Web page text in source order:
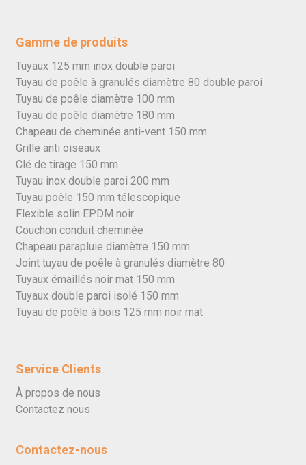
Gamme de produits
Tuyaux 125 mm inox double paroi
Tuyau de poêle à granulés diamètre 80 double paroi
Tuyau de poêle diamètre 100 mm
Tuyau de poêle diamètre 180 mm
Chapeau de cheminée anti-vent 150 mm
Grille anti oiseaux
Clé de tirage 150 mm
Tuyau inox double paroi 200 mm
Tuyau poêle 150 mm télescopique
Flexible solin EPDM noir
Couchon conduit cheminée
Chapeau parapluie diamètre 150 mm
Joint tuyau de poêle à granulés diamètre 80
Tuyaux émaillés noir mat 150 mm
Tuyaux double paroi isolé 150 mm
Tuyau de poêle à bois 125 mm noir mat
Service Clients
À propos de nous
Contactez nous
Contactez-nous